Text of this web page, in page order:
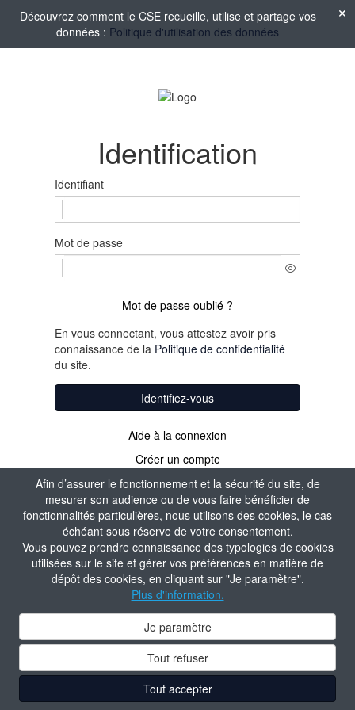
Afin d’assurer le fonctionnement et la sécurité du site, de
mesurer son audience ou de vous faire bénéficier de
fonctionnalités particulières, nous utilisons des cookies, le cas
échéant sous réserve de votre consentement.
Vous pouvez prendre connaissance des typologies de cookies
utilisées sur le site et gérer vos préférences en matière de
dépôt des cookies, en cliquant sur "Je paramètre".
Plus d'information.
Je paramètre
Tout refuser
Tout accepter
Découvrez comment le CSE recueille, utilise et partage vos
données : Politique d'utilisation des données
Identification
Identifiant
Mot de passe
Mot de passe oublié ?
En vous connectant, vous attestez avoir pris
connaissance de la Politique de confidentialité
du site.
Identifiez-vous
Aide à la connexion
Créer un compte